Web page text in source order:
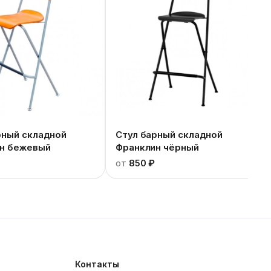
складной
бежевый
Стул барный складной
Франклин чёрный
от 850 ₽
Контакты